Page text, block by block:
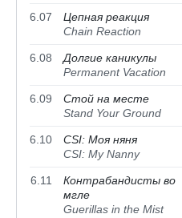
6.07
Цепная реакция
Chain Reaction
6.08
Долгие каникулы
Permanent Vacation
6.09
Стой на месте
Stand Your Ground
6.10
CSI: Моя няня
CSI: My Nanny
6.11
Контрабандисты во
мгле
Guerillas in the Mist